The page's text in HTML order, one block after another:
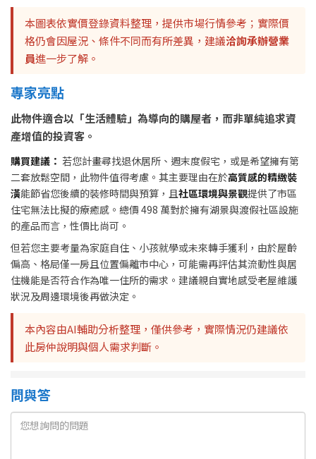
本圖表依實價登錄資料整理，提供市場行情參考；實際價
格仍會因屋況、條件不同而有所差異，建議洽詢承辦營業
員進一步了解。
專家亮點
此物件適合以「生活體驗」為導向的購屋者，而非單純追求資
產增值的投資客。
購買建議： 若您計畫尋找退休居所、週末度假宅，或是希望擁有第
二套放鬆空間，此物件值得考慮。其主要理由在於高質感的精緻裝
潢能節省您後續的裝修時間與預算，且社區環境與景觀提供了市區
住宅無法比擬的療癒感。總價 498 萬對於擁有湖景與渡假社區設施
的產品而言，性價比尚可。
但若您主要考量為家庭自住、小孩就學或未來轉手獲利，由於屋齡
偏高、格局僅一房且位置偏離市中心，可能需再評估其流動性與居
住機能是否符合作為唯一住所的需求。建議親自實地感受老屋維護
狀況及周邊環境後再做決定。
本內容由AI輔助分析整理，僅供參考，實際情況仍建議依
此房仲說明與個人需求判斷。
問與答